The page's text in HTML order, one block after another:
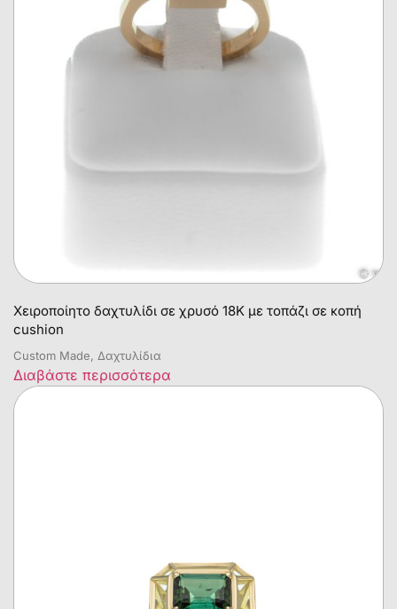
Χειροποίητο δαχτυλίδι σε χρυσό 18Κ με τοπάζι σε κοπή
cushion
Custom Made, Δαχτυλίδια
Διαβάστε περισσότερα